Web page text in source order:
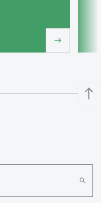
east
north
search